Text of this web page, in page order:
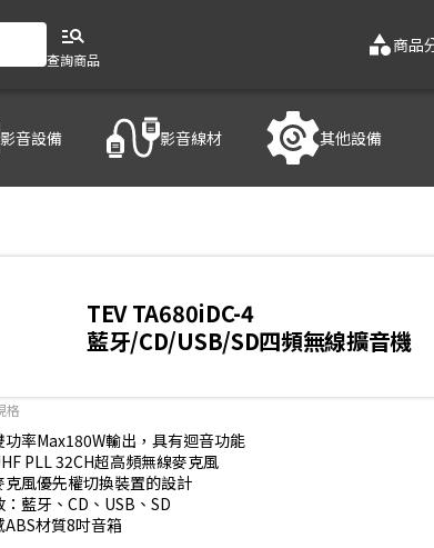
manage_search
查詢商品
category商品
影音設備 影音線材 其他設備
TEV TA680iDC-4
藍牙/CD/USB/SD四頻無線擴音機
格
功率Max180W輸出，具有迴音功能
PLL 32CH超高頻無線麥克風
克風優先權切換裝置的設計
：藍牙、CD、USB、SD